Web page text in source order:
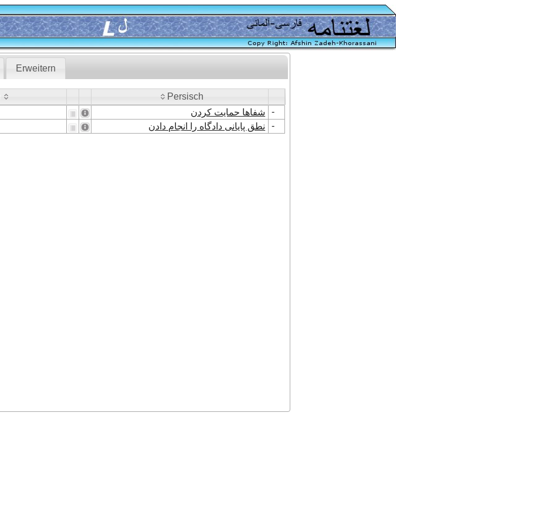
Erweitern
Persisch
Persischشفاها حمایت کردن
-
نطق پایانی دادگاه را انجام دادن -